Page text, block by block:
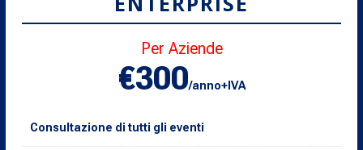
Per Aziende
€300/anno+IVA
Consultazione di tutti gli eventi